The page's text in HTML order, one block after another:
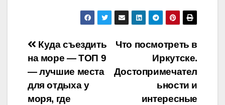
Навигация
по
записям
Что посмотреть в
Иркутске.
Достопримечател
ьности и
интересные
Куда съездить
на море — ТОП 9
— лучшие места
для отдыха у
моря, где